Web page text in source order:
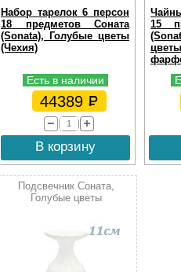
Набор тарелок 6 персон
18 предметов Соната
(Sonata), Голубые цветы
(Чехия)
Есть в наличии
44389
В корзину
15
Подсвечник Соната,
Голубые цветы